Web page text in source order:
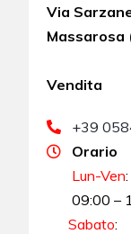
Via
Massarosa
Vendita
+39
Orario
Lun-Ven:
09:00 –
Sabato: